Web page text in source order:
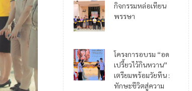
กิจกรรมหล่อเทียน
พรรษา
โครงการอบรม “อด
เปรี้ยวไว้กินหวาน”
เตรียมพร้อมวัยทีน :
ทักษะชีวิตสู่ความ